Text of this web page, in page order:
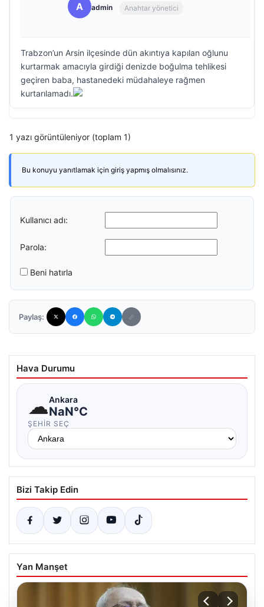
A admin Anahtar yönetici
Trabzon’un Arsin ilçesinde dün akıntıya kapılan oğlunu
kurtarmak amacıyla girdiği denizde boğulma tehlikesi
geçiren baba, hastanedeki müdahaleye rağmen
kurtarılamadı.
1 yazı görüntüleniyor (toplam 1)
Bu konuyu yanıtlamak için giriş yapmış olmalısınız.
Kullanıcı adı:
Parola:
Beni hatırla
Paylaş:
Hava Durumu
☁Ankara
NaN°C
ŞEHIR SEÇ
Bizi Takip Edin
Yan Manşet